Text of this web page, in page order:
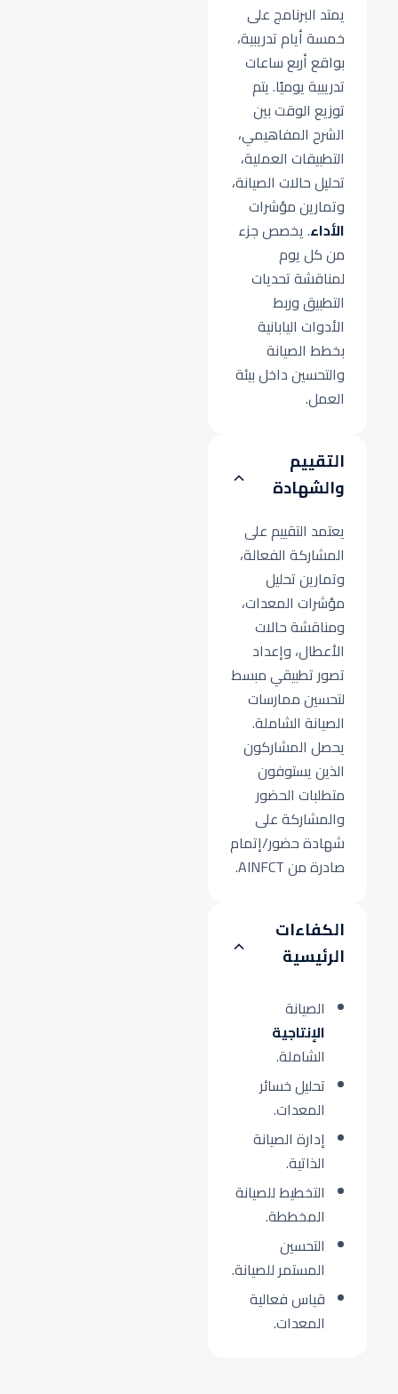
يمتد البرنامج على
خمسة أيام تدريبية،
بواقع أربع ساعات
تدريبية يوميًا. يتم
توزيع الوقت بين
الشرح المفاهيمي،
التطبيقات العملية،
تحليل حالات الصيانة،
وتمارين مؤشرات
الأداء. يخصص جزء
من كل يوم
لمناقشة تحديات
التطبيق وربط
الأدوات اليابانية
بخطط الصيانة
والتحسين داخل بيئة
العمل.
التقييم
والشهادة
يعتمد التقييم على
المشاركة الفعالة،
وتمارين تحليل
مؤشرات المعدات،
ومناقشة حالات
الأعطال، وإعداد
تصور تطبيقي مبسط
لتحسين ممارسات
الصيانة الشاملة.
يحصل المشاركون
الذين يستوفون
متطلبات الحضور
والمشاركة على
شهادة حضور/إتمام
صادرة من AINFCT.
الكفاءات
الرئيسية
الصيانة
الإنتاجية
الشاملة.
تحليل خسائر
المعدات.
إدارة الصيانة
الذاتية.
التخطيط للصيانة
المخططة.
التحسين
المستمر للصيانة.
قياس فعالية
المعدات.